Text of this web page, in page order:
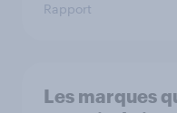
Rapport
Les marques